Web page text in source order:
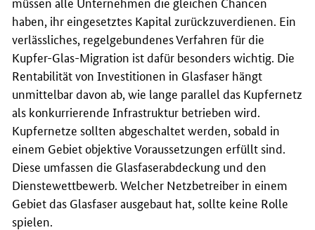
haben, ihr eingesetztes Kapital zurückzuverdienen. Ein
verlässliches, regelgebundenes Verfahren für die
Kupfer-Glas-Migration ist dafür besonders wichtig. Die
Rentabilität von Investitionen in Glasfaser hängt
unmittelbar davon ab, wie lange parallel das Kupfernetz
als konkurrierende Infrastruktur betrieben wird.
Kupfernetze sollten abgeschaltet werden, sobald in
einem Gebiet objektive Voraussetzungen erfüllt sind.
Diese umfassen die Glasfaserabdeckung und den
Dienstewettbewerb. Welcher Netzbetreiber in einem
Gebiet das Glasfaser ausgebaut hat, sollte keine Rolle
spielen.